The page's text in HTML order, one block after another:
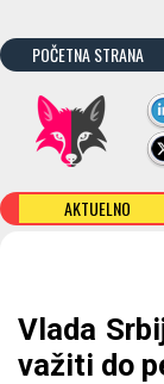
POČETNA STRANA
AKTUELNO
Vlada
važiti do